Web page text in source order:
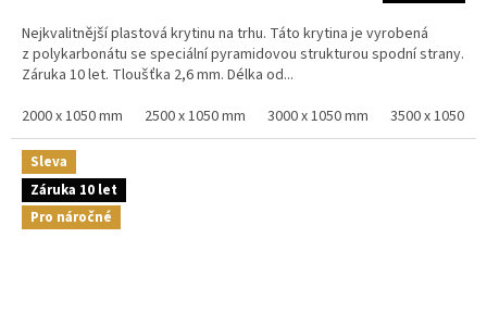
Nejkvalitnější plastová krytinu na trhu. Táto krytina je vyrobená
z polykarbonátu se speciální pyramidovou strukturou spodní strany.
Záruka 10 let. Tloušťka 2,6 mm. Délka od...
2000 x 1050 mm
2500 x 1050 mm 3000 x 1050 mm 3500 x 1050
Sleva
Záruka 10 let
Pro náročné